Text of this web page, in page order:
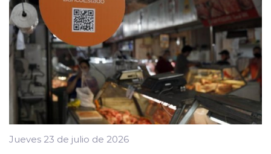
Jueves 23 de julio de 2026